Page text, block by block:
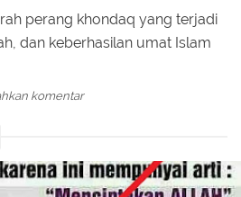
perang khondaq yang terjadi
dan keberhasilan umat Islam
komentar